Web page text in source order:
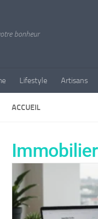
bonheur
Lifestyle Artisans
ACCUEIL
Immobilier